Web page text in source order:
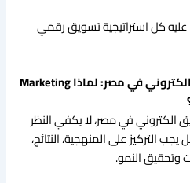
كل استراتيجية تسويق رقمي
مميزات افضل شركة تسويق الكتروني في مصر: لماذا Marketing
في مصر، لا يكفي النظر
التركيز على المنهجية، النتائج،
وتحقيق النمو.